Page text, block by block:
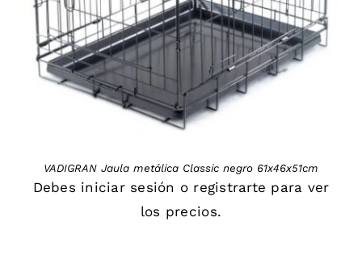
VADIGRAN Jaula metálica Classic negro 61x46x51cm
Debes iniciar sesión o registrarte para ver
los precios.